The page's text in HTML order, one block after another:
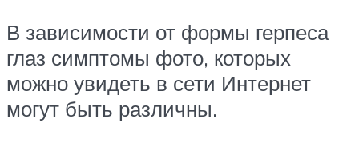
В зависимости от формы герпеса
глаз симптомы фото, которых
можно увидеть в сети Интернет
могут быть различны.